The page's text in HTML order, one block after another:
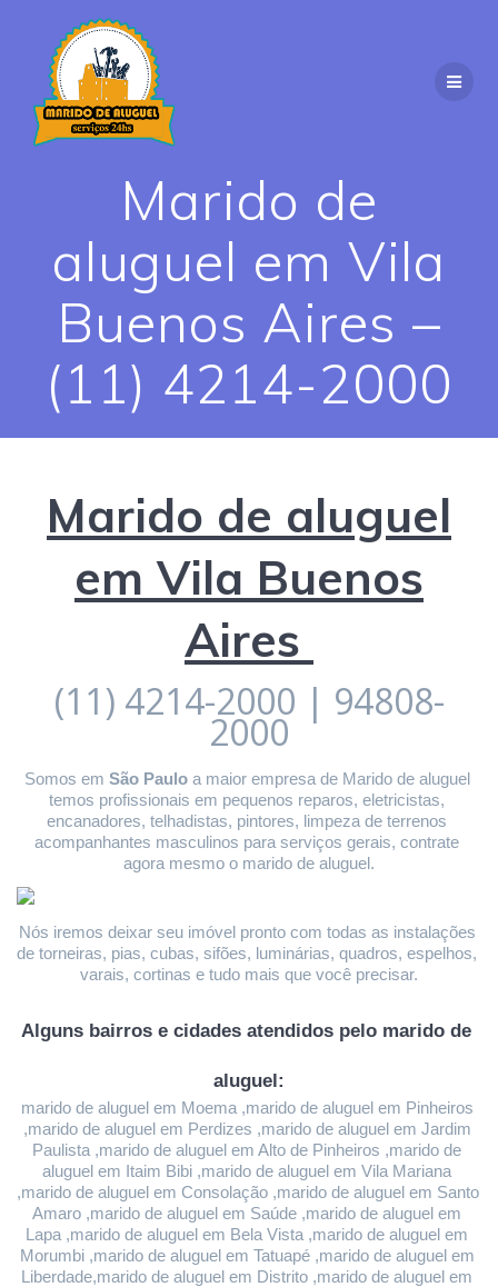
Marido de
aluguel em Vila
Buenos Aires –
(11) 4214-2000
Marido de aluguel
em Vila Buenos
Aires
(11) 4214-2000 | 94808-
2000
Somos em São Paulo a maior empresa de Marido de aluguel
temos profissionais em pequenos reparos, eletricistas,
encanadores, telhadistas, pintores, limpeza de terrenos
acompanhantes masculinos para serviços gerais, contrate
agora mesmo o marido de aluguel.
Nós iremos deixar seu imóvel pronto com todas as instalações
de torneiras, pias, cubas, sifões, luminárias, quadros, espelhos,
varais, cortinas e tudo mais que você precisar.
Alguns bairros e cidades atendidos pelo marido de
aluguel:
marido de aluguel em Moema ,marido de aluguel em Pinheiros
,marido de aluguel em Perdizes ,marido de aluguel em Jardim
Paulista ,marido de aluguel em Alto de Pinheiros ,marido de
aluguel em Itaim Bibi ,marido de aluguel em Vila Mariana
,marido de aluguel em Consolação ,marido de aluguel em Santo
Amaro ,marido de aluguel em Saúde ,marido de aluguel em
Lapa ,marido de aluguel em Bela Vista ,marido de aluguel em
Morumbi ,marido de aluguel em Tatuapé ,marido de aluguel em
Liberdade,marido de aluguel em Distrito ,marido de aluguel em